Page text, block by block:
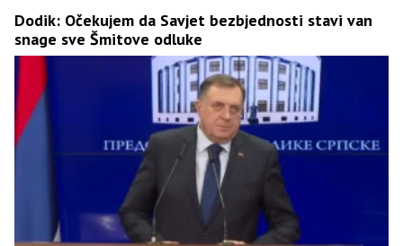
Dodik: Očekujem da Savjet bezbjednosti stavi van
snage sve Šmitove odluke